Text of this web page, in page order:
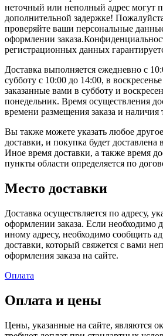
неточный или неполный адрес могут
дополнительной задержке!
проверяйте ваши персональные
оформлении
регистрационных данных
Доставка выполняется ежедневно с
субботу с 10:00 до 14:00, в
заказанные вами в субботу и
понедельник. Время осуществления
времени размещения заказа и наличия
Вы также можете указать любое
доставки, и покупка будет доставлена
Иное время доставки, а также время
пункты области определяется по
Место доставки
Доставка осуществляется по адресу,
оформлении заказа. Если необходимо
иному адресу, необходимо сообщить
доставки, который свяжется с вами
оформления заказа на сайте.
Оплата
Оплата и цены
Цены, указанные на сайте, являются